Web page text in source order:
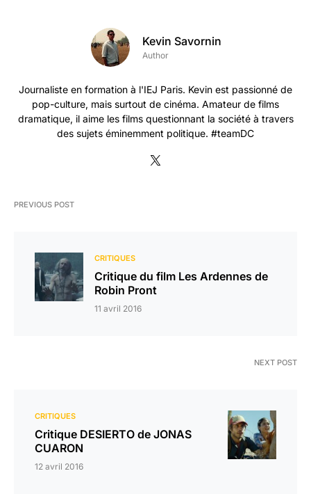
Kevin Savornin
Author
Journaliste en formation à l'IEJ Paris. Kevin est passionné de
pop-culture, mais surtout de cinéma. Amateur de films
dramatique, il aime les films questionnant la société à travers
des sujets éminemment politique. #teamDC
PREVIOUS POST
CRITIQUES
Critique du film Les Ardennes de
Robin Pront
11 avril 2016
NEXT POST
CRITIQUES
Critique DESIERTO de JONAS
CUARON
12 avril 2016